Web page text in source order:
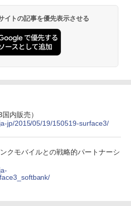
イトの記事を優先表示させる
内販売）
jp/2015/05/19/150519-surface3/
クモバイルとの戦略的パートナーシ